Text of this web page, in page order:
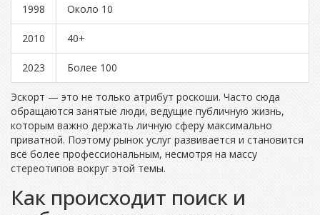
1998 Около 10
2010 40+
2023 Более 100
Эскорт — это не только атрибут роскоши. Часто сюда
обращаются занятые люди, ведущие публичную жизнь,
которым важно держать личную сферу максимально
приватной. Поэтому рынок услуг развивается и становится
всё более профессиональным, несмотря на массу
стереотипов вокруг этой темы.
Как происходит поиск и